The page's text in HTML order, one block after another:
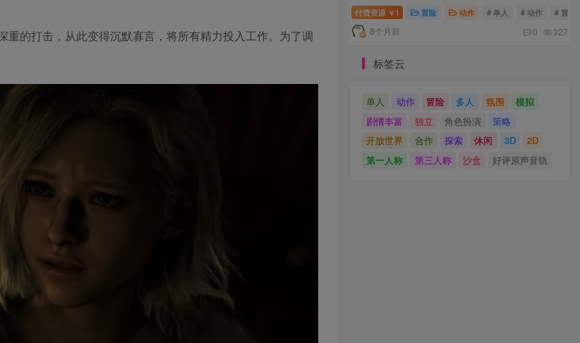
的打击，从此变得沉默寡言，将所有精力投入工作。为了调
付费资源 ￥ 1 冒险 动作 # 单人 # 动作 # 冒险
8个月前 0 327
标签云
单人 动作 冒险 多人 氛围
模拟
剧情丰富
独立 角色扮演
策略
开放世界
合作 探索 休闲 3D
2D
第一人称
第三人称 沙盒 好评原声音轨